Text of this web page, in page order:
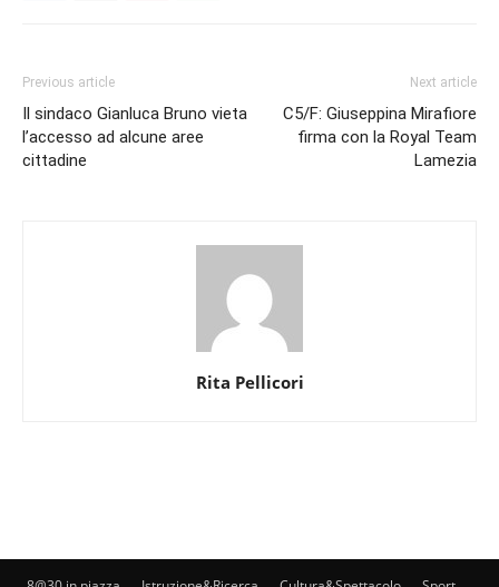
Previous article
Il sindaco Gianluca Bruno vieta
l’accesso ad alcune aree
cittadine
Next article
C5/F: Giuseppina Mirafiore
firma con la Royal Team
Lamezia
Rita Pellicori